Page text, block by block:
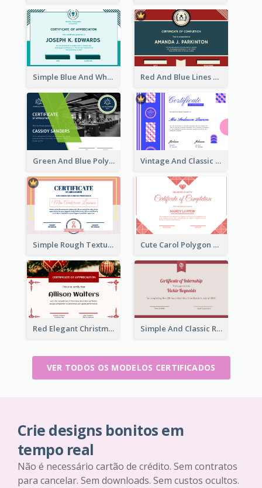
Simple Blue And White Rectangle Certificate Red And Blue Lines And Badge Completion Certificate
Green And Blue Polygon With Photo Certificate Vintage And Classic Vibrant Certificate Design Ideas
Simple Rough Texture Certificate Design Ideas Cute Carol Polygon Certificate Design Template
Red Elegant Christmas Celebration Certificate Simple And Classic Red Border Certificate Design
VER TODOS OS MODELOS CERTIFICADOS
Crie designs bonitos em
tempo real
Não é necessário cartão de crédito. Sem contratos
para cancelar. Sem downloads. Sem custos ocultos.